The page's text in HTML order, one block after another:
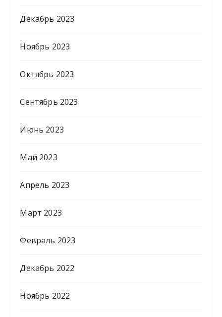
Декабрь 2023
Ноябрь 2023
Октябрь 2023
Сентябрь 2023
Июнь 2023
Май 2023
Апрель 2023
Март 2023
Февраль 2023
Декабрь 2022
Ноябрь 2022